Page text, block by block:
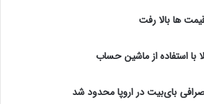
ها بالا رفت
استفاده از ماشین حساب
صرافی بای‌بیت در اروپا محدود شد